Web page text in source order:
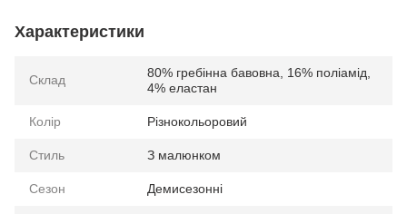
Характеристики
Склад
80% гребінна бавовна, 16% поліамід,
4% еластан
Колір Різнокольоровий
Стиль З малюнком
Сезон Демисезонні